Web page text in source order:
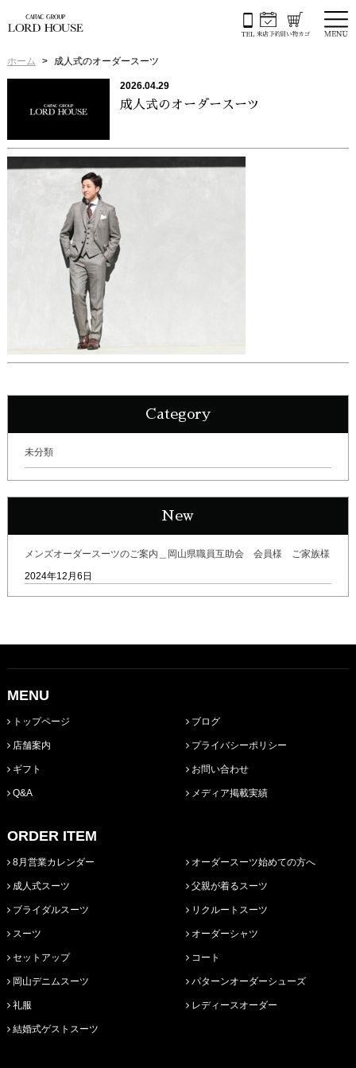
ホーム 成人式のオーダースーツ
2026.04.29
成人式のオーダースーツ
Category
未分類
New
メンズオーダースーツのご案内＿岡山県職員互助会 会員様 ご家族様
2024年12月6日
MENU
トップページ
店舗案内
ギフト
Q&A
ブログ
プライバシーポリシー
お問い合わせ
メディア掲載実績
ORDER ITEM
8月営業カレンダー
成人式スーツ
ブライダルスーツ
スーツ
セットアップ
岡山デニムスーツ
礼服
結婚式ゲストスーツ
オーダースーツ始めての方へ
父親が着るスーツ
リクルートスーツ
オーダーシャツ
コート
パターンオーダーシューズ
レディースオーダー